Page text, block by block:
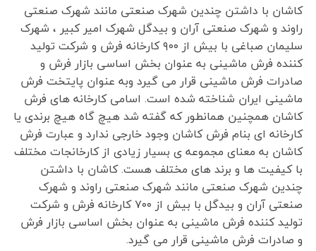
کاشان با داشتن چندین شهرک صنعتی مانند شهرک صنعتی
راوند و شهرک صنعتی آران و بیدگل شهرک امیر کبیر ، شهرک
سلیمان صباغی با بیش از ۹۰۰ کارخانه فرش و شرکت تولید
کننده فرش ماشینی به عنوان بخش اساسی بازار فرش و
صادرات فرش ماشینی قرار می گیرد وبه عنوان پایتخت فرش
ماشینی ایران شناخته شده است. اسامی کارخانه های فرش
کاشان همچنین همانطور که گفته شد هیچ گاه هیچ برندی یا
کارخانه ای بنام فرش کاشان وجود خارجی ندارد و عبارت فرش
کاشان به معنای مجموعه ی بسیار زیادی از کارخانجات مختلف
با کیفیت ها و برند های مختلف هست. کاشان با داشتن
چندین شهرک صنعتی مانند شهرک صنعتی راوند و شهرک
صنعتی آران و بیدگل با بیش از ۷۰۰ کارخانه فرش و شرکت
تولید کننده فرش ماشینی به عنوان بخش اساسی بازار فرش
و صادرات فرش ماشینی قرار می گیرد.